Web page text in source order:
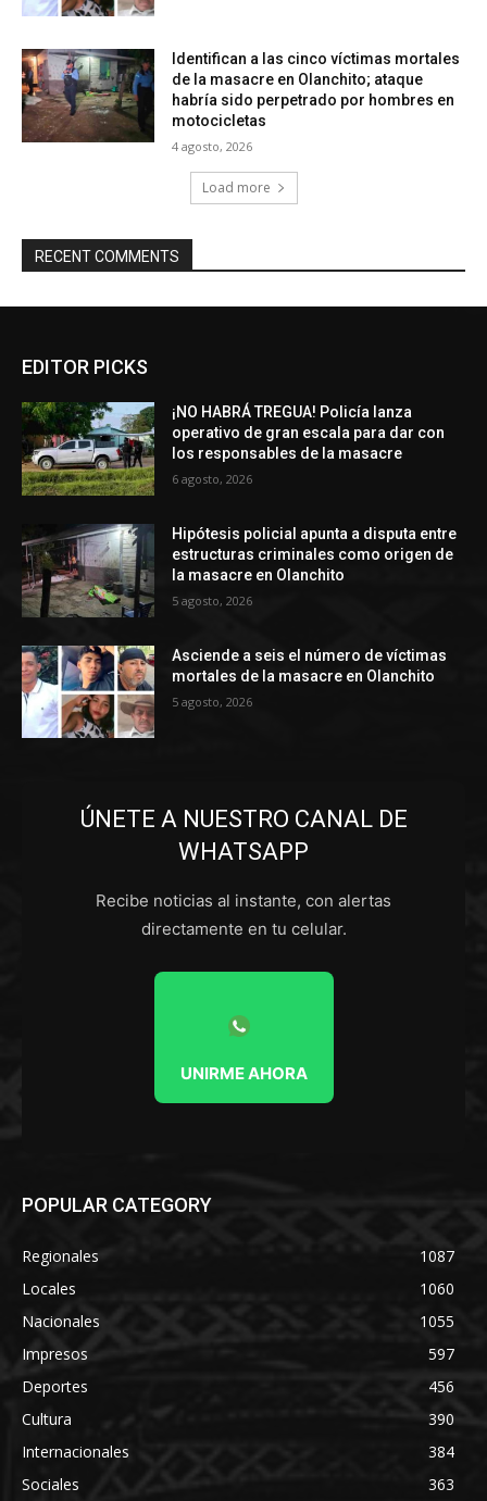
Identifican a las cinco víctimas mortales
de la masacre en Olanchito; ataque
habría sido perpetrado por hombres en
motocicletas
4 agosto, 2026
Load more
RECENT COMMENTS
EDITOR PICKS
¡NO HABRÁ TREGUA! Policía lanza
operativo de gran escala para dar con
los responsables de la masacre
6 agosto, 2026
Hipótesis policial apunta a disputa entre
estructuras criminales como origen de
la masacre en Olanchito
5 agosto, 2026
Asciende a seis el número de víctimas
mortales de la masacre en Olanchito
5 agosto, 2026
ÚNETE A NUESTRO CANAL DE
WHATSAPP
Recibe noticias al instante, con alertas
directamente en tu celular.
UNIRME AHORA
POPULAR CATEGORY
Regionales
1087
Locales
1060
Nacionales
1055
Impresos
597
Deportes
456
Cultura
390
Internacionales
384
Sociales
363